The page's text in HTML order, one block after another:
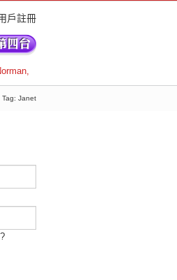
戶註冊
,
Tag: Janet